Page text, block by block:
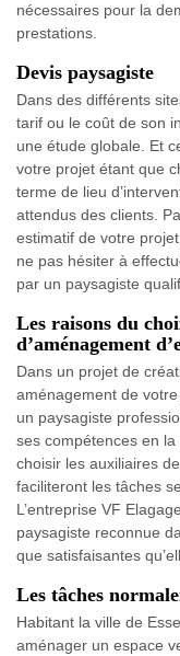
nécessaires pour la
prestations.
Devis paysagiste
Dans des différents
tarif ou le coût de son
une étude globale. Et
votre projet étant que
terme de lieu
attendus des clients.
estimatif de votre
ne pas hésiter à
par un paysagiste
Les raisons du
d’aménagement
Dans un projet de
aménagement de
un paysagiste
ses compétences en
choisir les auxiliaires
faciliteront les tâches
L’entreprise VF
paysagiste reconnue
que satisfaisantes
Les tâches
Habitant la ville de
aménager un espace